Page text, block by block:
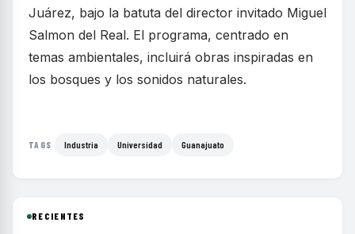
Juárez, bajo la batuta del director invitado Miguel
Salmon del Real. El programa, centrado en
temas ambientales, incluirá obras inspiradas en
los bosques y los sonidos naturales.
TAGS Industria Universidad Guanajuato
RECIENTES